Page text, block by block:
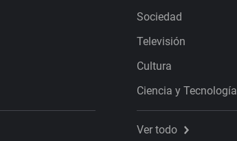
Sociedad
Televisión
Cultura
Ciencia y Tecnología
Ver todo